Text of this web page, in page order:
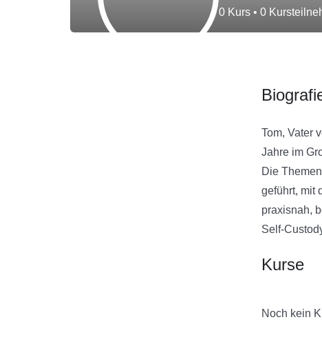
0 Kurs • 0
Tom, Vater
Jahre im
Die
geführt, mit
praxisnah,
Kurse
Noch kein